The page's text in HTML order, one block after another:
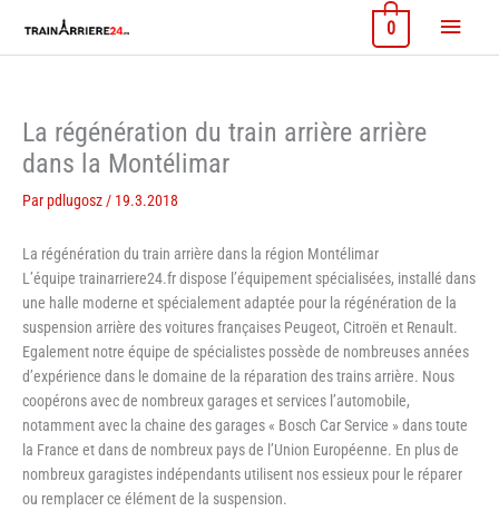
contenu
Menu
0
La régénération du train arrière arrière
dans la Montélimar
Par pdlugosz / 19.3.2018
La régénération du train arrière dans la région Montélimar
L’équipe trainarriere24.fr dispose l’équipement spécialisées, installé dans
une halle moderne et spécialement adaptée pour la régénération de la
suspension arrière des voitures françaises Peugeot, Citroën et Renault.
Egalement notre équipe de spécialistes possède de nombreuses années
d’expérience dans le domaine de la réparation des trains arrière. Nous
coopérons avec de nombreux garages et services l’automobile,
notamment avec la chaine des garages « Bosch Car Service » dans toute
la France et dans de nombreux pays de l’Union Européenne. En plus de
nombreux garagistes indépendants utilisent nos essieux pour le réparer
ou remplacer ce élément de la suspension.